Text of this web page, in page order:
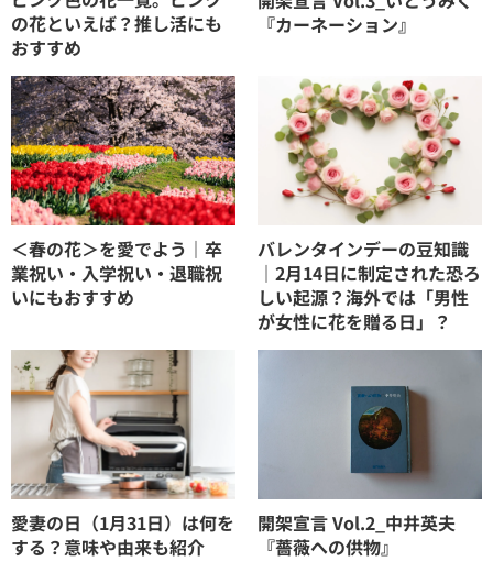
の花といえば？推し活にも
おすすめ
『カーネーション』
＜春の花＞を愛でよう｜卒
業祝い・入学祝い・退職祝
いにもおすすめ
バレンタインデーの豆知識
｜2月14日に制定された恐ろ
しい起源？海外では「男性
が女性に花を贈る日」？
愛妻の日（1月31日）は何を
する？意味や由来も紹介
開架宣言 Vol.2_中井英夫
『薔薇への供物』